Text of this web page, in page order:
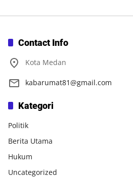
Contact Info
Kota Medan
kabarumat81@gmail.com
Kategori
Politik
Berita Utama
Hukum
Uncategorized